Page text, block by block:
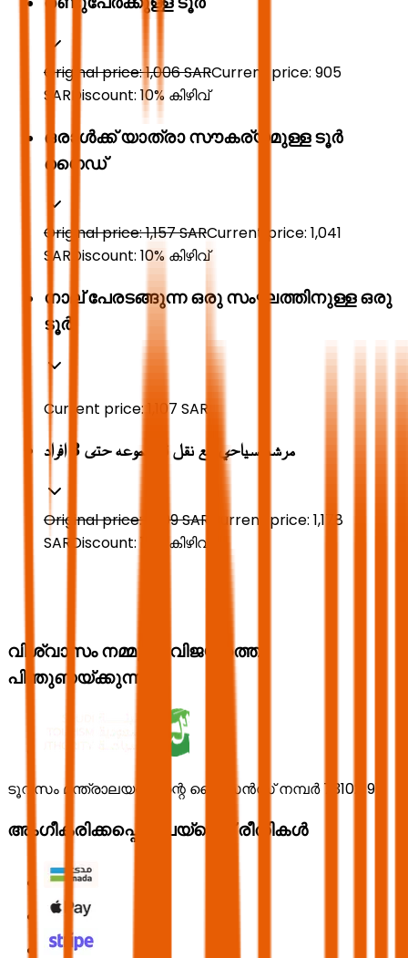
Original price:1,006SARCurrent price: 905
SAR Discount: 10% കിഴിവ്
ഒരാൾക്ക് യാത്രാ സൗകര്യമുള്ള ടൂർ
ഗൈഡ്
Original price:1,157SARCurrent price: 1,041
SAR Discount: 10% കിഴിവ്
നാല് പേരടങ്ങുന്ന ഒരു സംഘത്തിനുള്ള ഒരു
ടൂർ
Current price: 1,107 SAR
مرشد سياحي مع نقل لمجموعه حتى 3 افراد
Original price: 1,309SAR Current price: 1,178
SAR Discount: 10 കിഴിവ്
വിശ്വാസം നമ്മുടെ വിജയത്തെ
പിന്തുണയ്ക്കുന്നു.
ടൂറിസം മന്ത്രാലയത്തിന്റെ ലൈസൻസ് നമ്പർ 73102191
അംഗീകരിക്കപ്പെട്ട പേയ്മെന്റ് രീതികൾ